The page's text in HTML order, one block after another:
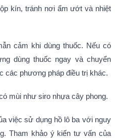
kín, tránh nơi ẩm ướt và nhiệt
cảm khi dùng thuốc. Nếu có
dùng thuốc ngay và chuyển
các phương pháp điều trị khác.
mùi như siro nhựa cây phong.
việc sử dụng hồ lô ba với nguy
Tham khảo ý kiến tư vấn của